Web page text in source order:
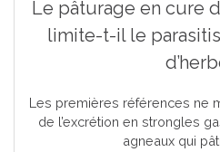
Le pâturage en cure
limite-t-il le
Les premières références ne
de l’excrétion en strongles
agneaux qui